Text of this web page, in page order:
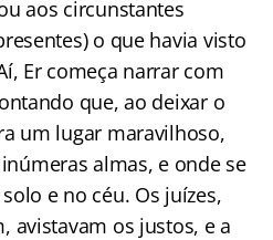
aos circunstantes
o que havia visto
Er começa narrar com
que, ao deixar o
um lugar maravilhoso,
almas, e onde se
e no céu. Os juízes,
avistavam os justos, e a